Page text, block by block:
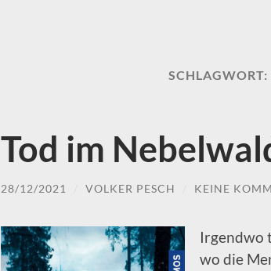
SCHLAGWORT:
Tod im
28/12/2021 VOLKER PESCH KEINE
Irgendwo
wo die